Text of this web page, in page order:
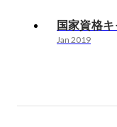
国家資格
Jan 2019